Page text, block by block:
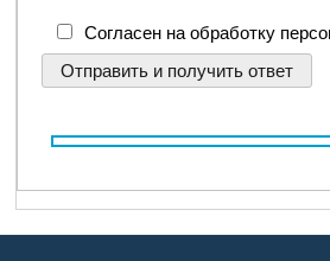
Согласен на обработку